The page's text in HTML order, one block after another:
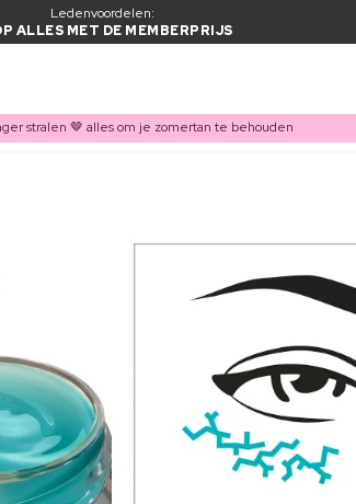
Ledenvoordelen:
ALLES MET DE MEMBERPRIJS
stralen 🤎 alles om je zomertan te behouden